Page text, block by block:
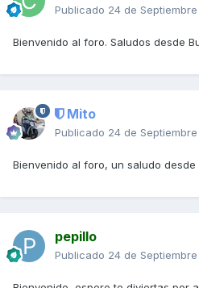
Publicado 24 de
Bienvenido al foro. Saludos desde
Mito
Publicado 24 de
Bienvenido al foro, un saludo desde
pepillo
Publicado 24 de